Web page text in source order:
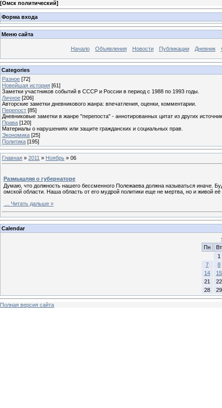
[Омск политический]
Форма входа
Меню сайта
Начало Объявления Новости Публикации Дневник
Categories
Разное [72]
Новейшая история [61]
Заметки участников событий в СССР и России в период с 1988 по 1993 годы.
Личное [206]
Авторские заметки дневникового жанра: впечатления, оценки, комментарии.
Перепост [85]
Дневниковые заметки в жанре "перепоста" - аннотированных цитат из других
Права [120]
Материалы о нарушениях или защите гражданских и социальных прав.
Экономика [25]
Политика [195]
Главная » 2011 » Ноябрь » 06
Размышляя о губернаторе
Думаю, что должность нашего бессменного Полежаева должна называться иначе.
омской области. Наша область от его мудрой политики еще не мертва, но и живой её
Читать дальше »
Calendar
Пн
Вт
1
7
8
14
15
21
22
28
29
Полная версия сайта